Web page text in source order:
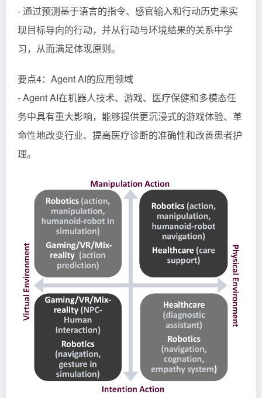
- 通过预测基于语言的指令、感官输入和行动历史来实
现目标导向的行动，并从行动与环境结果的关系中学
习，从而满足体现原则。
要点4：Agent AI的应用领域
- Agent AI在机器人技术、游戏、医疗保健和多模态任
务中具有重大影响，能够提供更沉浸式的游戏体验、革
命性地改变行业、提高医疗诊断的准确性和改善患者护
理。